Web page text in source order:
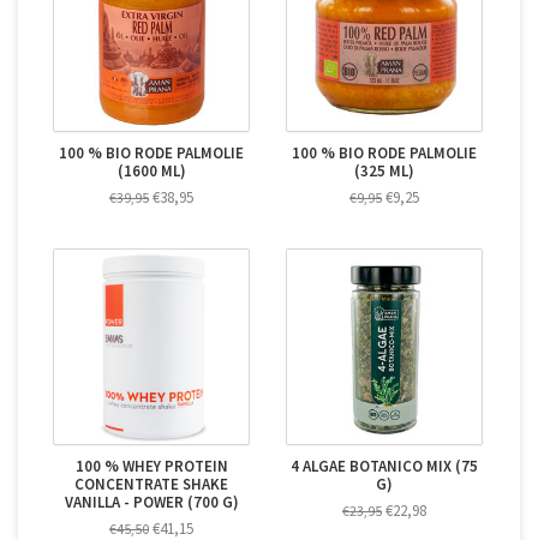
100 % BIO RODE PALMOLIE
(1600 ML)
€39,95 €38,95
100 % BIO RODE PALMOLIE
(325 ML)
€9,95 €9,25
100 % WHEY PROTEIN
CONCENTRATE SHAKE
VANILLA - POWER (700 G)
€45,50 €41,15
4 ALGAE BOTANICO MIX (75
G)
€23,95 €22,98